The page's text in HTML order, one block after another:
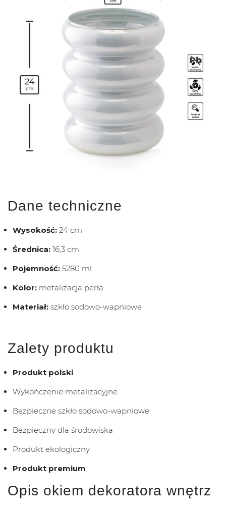
Dane techniczne
Wysokość: 24 cm
Średnica: 16,3 cm
Pojemność: 5280 ml
Kolor: metalizacja perła
Materiał: szkło sodowo-wapniowe
Zalety produktu
Produkt polski
Wykończenie metalizacyjne
Bezpieczne szkło sodowo-wapniowe
Bezpieczny dla środowiska
Produkt ekologiczny
Produkt premium
Opis okiem dekoratora wnętrz